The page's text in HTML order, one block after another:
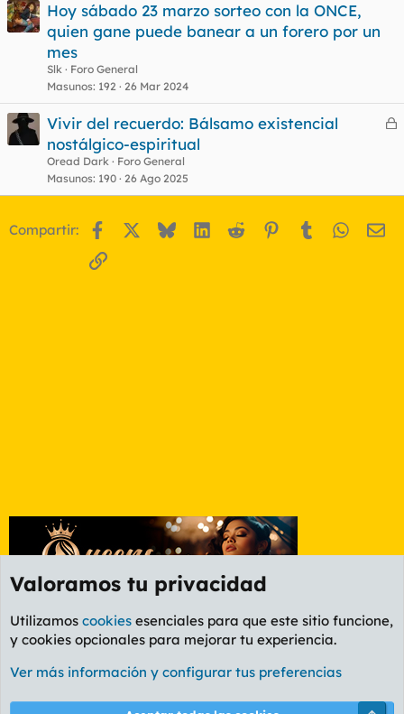
Hoy sábado 23 marzo sorteo con la ONCE,
quien gane puede banear a un forero por un
mes
Slk
Foro General
Masunos 192 26 Mar 2024
C
a
Vivir del recuerdo: Bálsamo existencial
nostálgico-espiritual
Oread Dark
Foro General
Masunos 190 26 Ago 2025
Compartir: Facebook BlueskyLinkedIn
Reddit Pinterest
Tumblr
Enlace
Foro General
Cookies
PL OLDSTYLE AMARILLO
Valoramos tu privacidad
Utilizamos cookies esenciales para que este sitio funcione,
y cookies opcionales para mejorar tu experiencia.
Ver más información y configurar tus preferencias